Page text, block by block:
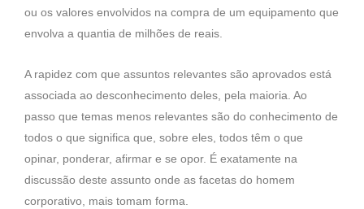
ou os valores envolvidos na compra de um equipamento que
envolva a quantia de milhões de reais.
A rapidez com que assuntos relevantes são aprovados está
associada ao desconhecimento deles, pela maioria. Ao
passo que temas menos relevantes são do conhecimento de
todos o que significa que, sobre eles, todos têm o que
opinar, ponderar, afirmar e se opor. É exatamente na
discussão deste assunto onde as facetas do homem
corporativo, mais tomam forma.